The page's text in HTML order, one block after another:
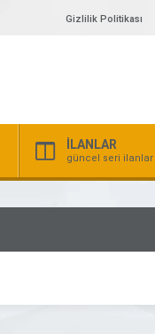
Gizlilik Politikası
İLANLAR
güncel seri ilanlar